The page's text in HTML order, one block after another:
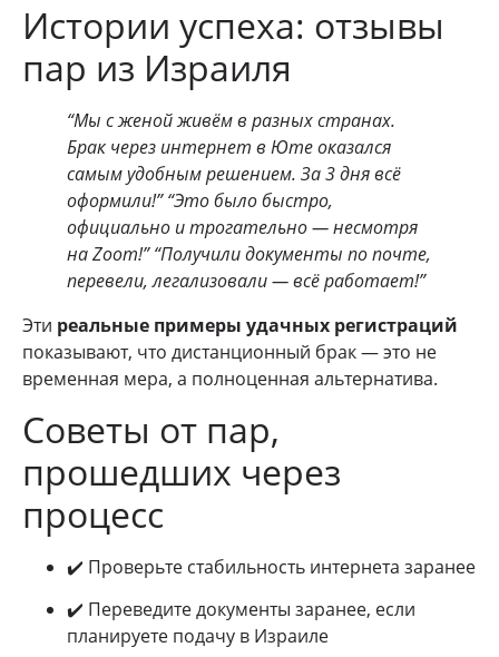
Истории успеха: отзывы
пар из Израиля
“Мы с женой живём в разных странах.
Брак через интернет в Юте оказался
самым удобным решением. За 3 дня всё
оформили!” “Это было быстро,
официально и трогательно — несмотря
на Zoom!” “Получили документы по почте,
перевели, легализовали — всё работает!”
Эти реальные примеры удачных регистраций
показывают, что дистанционный брак — это не
временная мера, а полноценная альтернатива.
Советы от пар,
прошедших через
процесс
✔️ Проверьте стабильность интернета заранее
✔️ Переведите документы заранее, если
планируете подачу в Израиле